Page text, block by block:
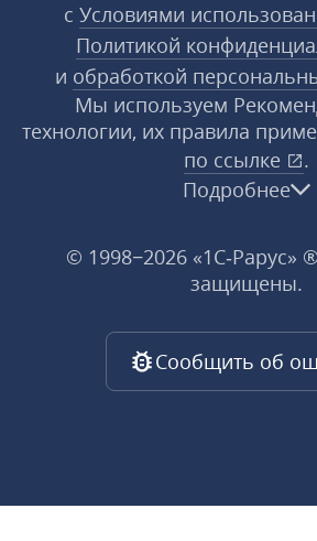
с Условиями
Политикой
и обработкой
Мы используем
технологии, их правила
по ссылке
.
Подробнее
© 1998−2026 «1С‑Рарус»
защищены.
Сообщить об